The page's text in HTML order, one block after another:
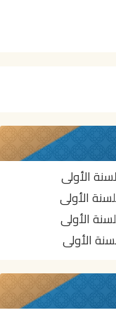
الأولى
الأولى
الأولى
الأولى